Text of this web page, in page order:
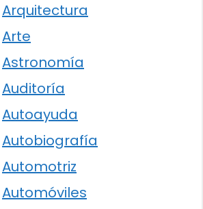
Arquitectura
Arte
Astronomía
Auditoría
Autoayuda
Autobiografía
Automotriz
Automóviles